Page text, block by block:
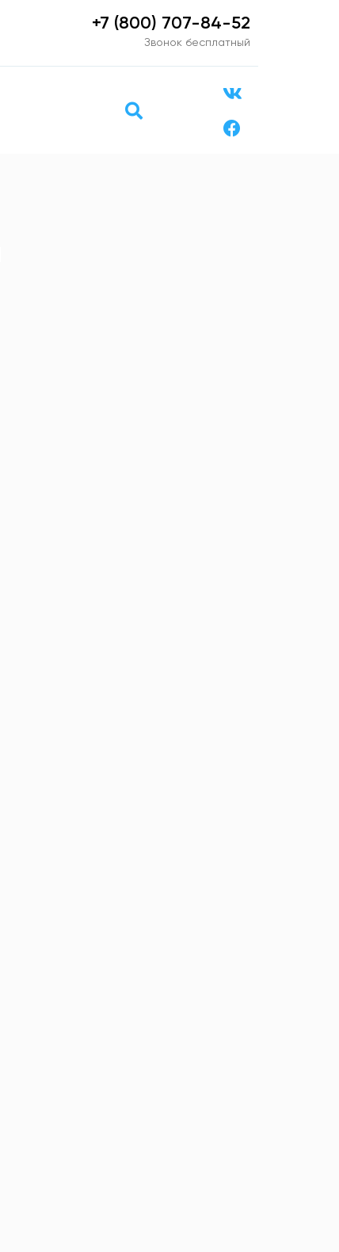
+7 (800) 707-84-52
Звонок бесплатный